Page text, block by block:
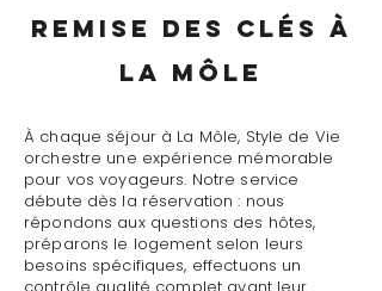
remise des clés à
La Môle
À chaque séjour à La Môle, Style de Vie
orchestre une expérience mémorable
pour vos voyageurs. Notre service
débute dès la réservation : nous
répondons aux questions des hôtes,
préparons le logement selon leurs
besoins spécifiques, effectuons un